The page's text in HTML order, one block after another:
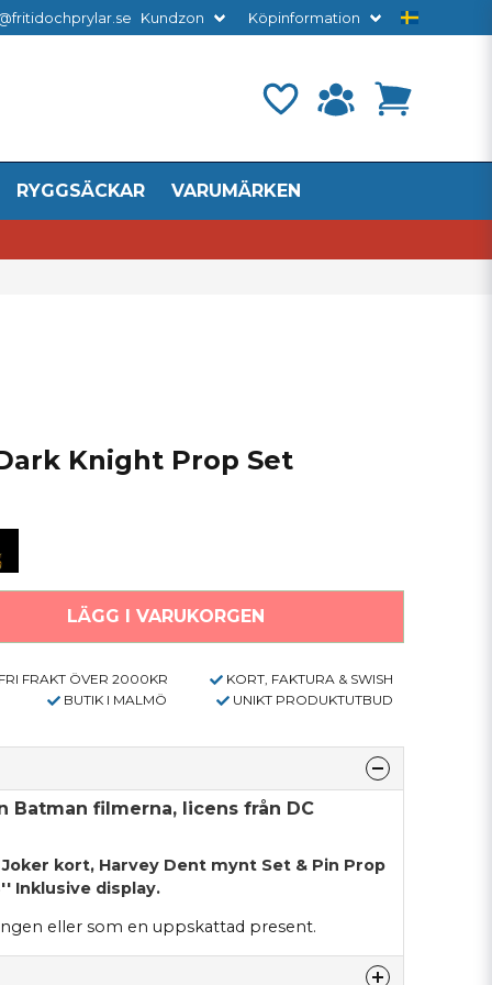
Kundzon Köpinformation
RYGGSÄCKAR VARUMÄRKEN
Knight Prop Set
LÄGG I VARUKORGEN
FRI FRAKT ÖVER 2000KR
KORT, FAKTURA & SWISH
BUTIK I MALMÖ UNIKT PRODUKTUTBUD
Batman filmerna, licens från DC
kort, Harvey Dent mynt Set & Pin Prop
Inklusive display.
eller som en uppskattad present.